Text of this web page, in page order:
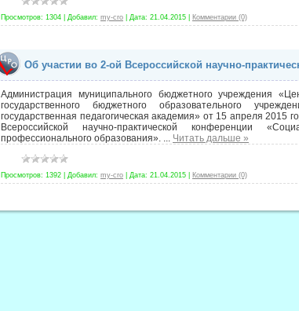
Просмотров: 1304 Добавил: my-cro Дата: 21.04.2015 Комментарии (0)
Об участии во 2-ой Всероссийской научно-
Администрация муниципального бюджетного учреждения
государственного бюджетного образовательного
государственная педагогическая академия» от 15 апреля
Всероссийской научно-практической конференции
профессионального образования». ... Читать дальше »
Просмотров: 1392 Добавил: my-cro Дата: 21.04.2015 Комментарии (0)